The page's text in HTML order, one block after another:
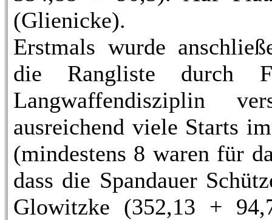
(Glienicke).
Erstmals wurde
die Rangliste durch
Langwaffendisziplin
ausreichend viele Starts
(mindestens 8 waren für
dass die Spandauer
Glowitzke (352,13 +